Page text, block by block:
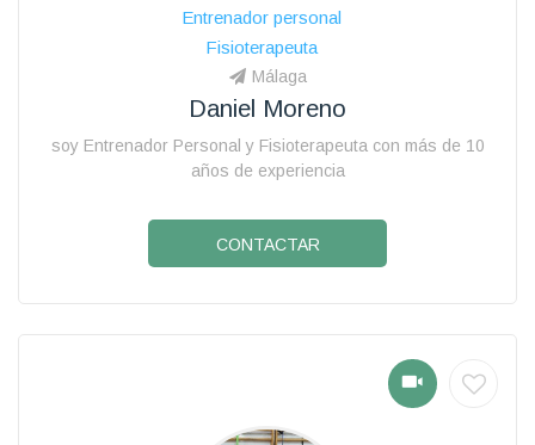
Entrenador personal
Fisioterapeuta
Málaga
Daniel Moreno
soy Entrenador Personal y Fisioterapeuta con más de 10
años de experiencia
CONTACTAR